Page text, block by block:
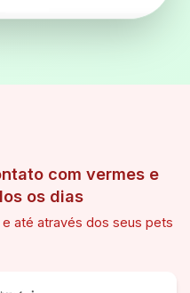
com vermes e
os dias
até através dos seus pets